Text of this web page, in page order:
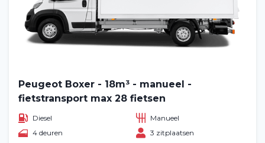
Home
Voertuig huren
Lange termijn
Over ons
Blog
Peugeot Boxer - 18m³ - manueel -
fietstransport max 28 fietsen
Diesel
Manueel
4 deuren
3 zitplaatsen